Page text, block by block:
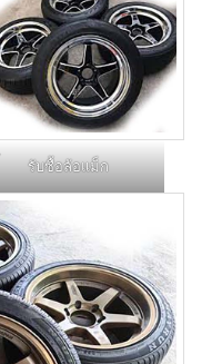
รับซื้อล้อแม็ก